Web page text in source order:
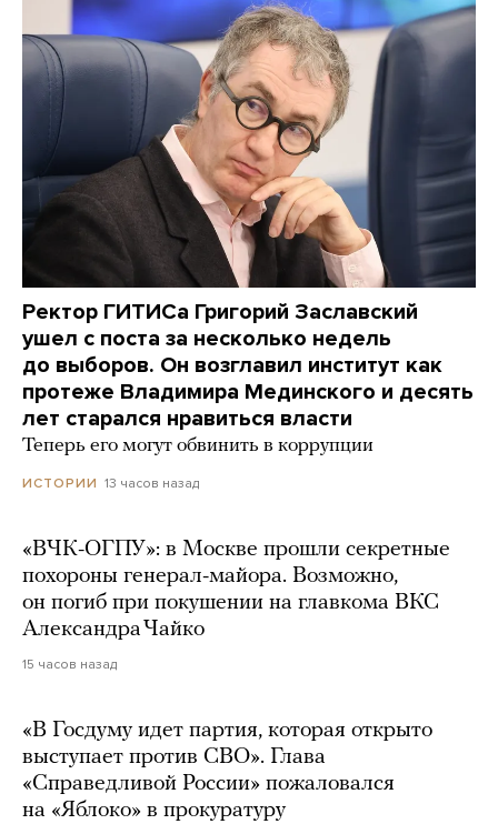
Ректор ГИТИСа Григорий Заславский
ушел с поста за несколько недель
до выборов. Он возглавил институт как
протеже Владимира Мединского и десять
лет старался нравиться власти
Теперь его могут обвинить в коррупции
ИСТОРИИ 13 часов назад
«ВЧК-ОГПУ»: в Москве прошли секретные
похороны генерал-майора. Возможно,
он погиб при покушении на главкома ВКС
Александра Чайко
15 часов назад
«В Госдуму идет партия, которая открыто
выступает против СВО». Глава
«Справедливой России» пожаловался
на «Яблоко» в прокуратуру